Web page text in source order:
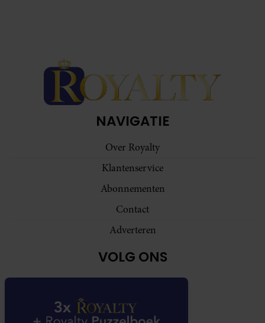
NAVIGATIE
Over Royalty
Klantenservice
Abonnementen
Contact
Adverteren
VOLG ONS